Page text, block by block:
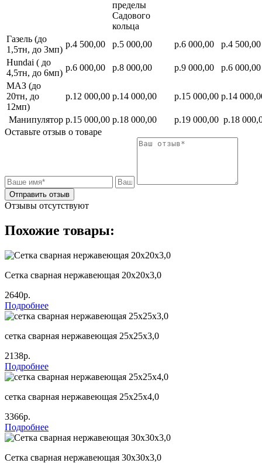
пределы
Садового
кольца
Газель (до
1,5тн, до 3мп)
р.4 500,00 р.5 000,00 р.6 000,00
р.4 500,00
Hundai ( до
4,5тн, до 6мп)
р.6 000,00 р.8 000,00 р.9 000,00
р.6 000,00
МАЗ (до
20тн, до
12мп)
р.12 000,00 р.14 000,00 р.15 000,00 р.14
Манипулятор р.15 000,00 р.18 000,00 р.19 000,00 р.18
Оставьте отзыв о товаре
Отправить отзыв
Отзывы отсутствуют
Похожие товары:
Сетка сварная нержавеющая 20х20х3,0
2640р.
Подробнее
сетка сварная нержавеющая 25х25х3,0
2138р.
Подробнее
сетка сварная нержавеющая 25х25х4,0
3366р.
Подробнее
Сетка сварная нержавеющая 30х30х3,0